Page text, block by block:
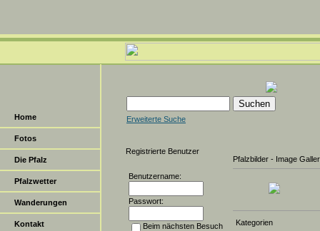
Home
Fotos
Die Pfalz
Pfalzwetter
Wanderungen
Kontakt
Erweiterte Suche
Registrierte Benutzer
Benutzername:
Passwort:
Beim nächsten Besuch
Pfalzbilder - Image
Kategorien